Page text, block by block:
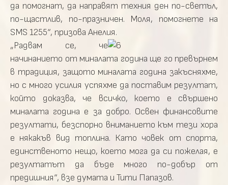
да помогнат, да направят техния ден по-светъл,
по-щастлив, по-празничен. Моля, помогнете на
SMS 1255“, призова Анелия.
„Радвам се, че
начинанието от миналата година ще го превърнем
в традиция, защото миналата година закъсняхме,
но с много усилия успяхме да поставим резултат,
който доказва, че всичко, което е свършено
миналата година е за добро. Освен финансовите
резултати, безспорно вниманието към тези хора
е някакъв вид топлина. Като човек от спорта,
единственото нещо, което мога да си пожелая, е
резултатът да бъде много по-добър от
предишния“, взе думата и Тити Папазов.